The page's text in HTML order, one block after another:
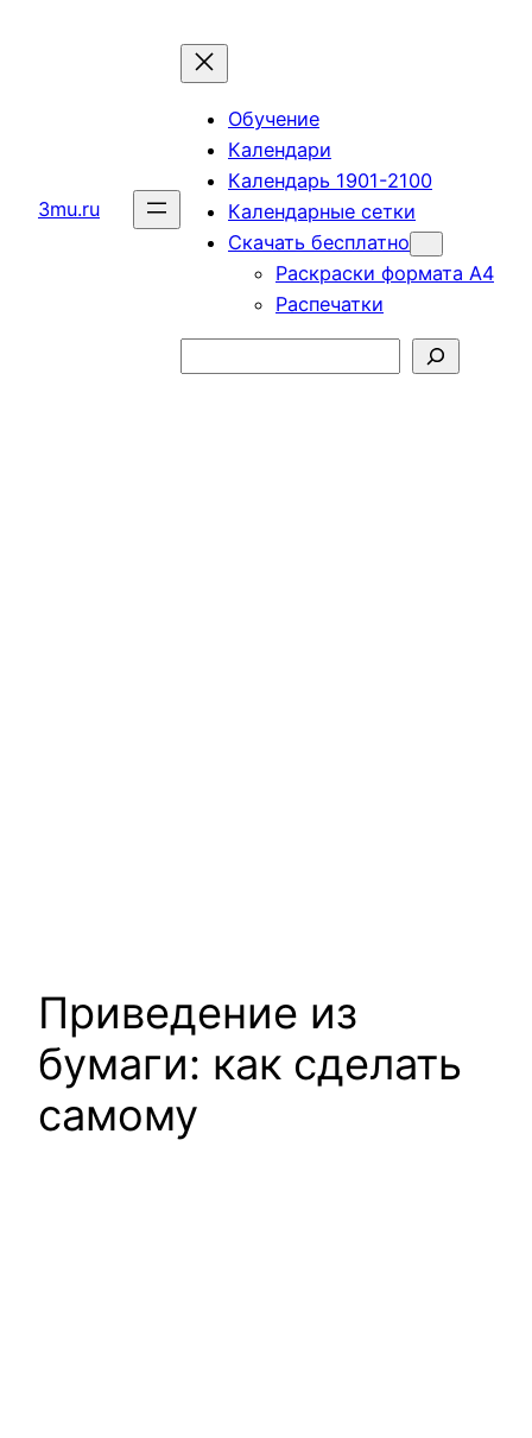
3mu.ru
Обучение
Календари
Календарь 1901-2100
Календарные сетки
Скачать бесплатно
Раскраски формата А4
Распечатки
Приведение из
бумаги: как сделать
самому